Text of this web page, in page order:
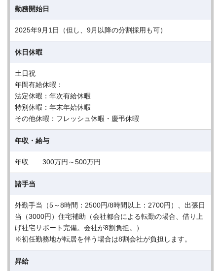
勤務開始日
2025年9月1日（但し、9月以降の分割採用も可）
休日休暇
土日祝
年間有給休暇：
法定休暇：年次有給休暇
特別休暇：年末年始休暇
その他休暇：フレッシュ休暇・慶弔休暇
年収・給与
年収 300万円～500万円
諸手当
外勤手当（5～8時間：2500円/8時間以上：2700円）、出張日
当（3000円）住宅補助（会社都合による転勤の場合、借り上
げ社宅サポート完備。会社が8割負担。）
※初任勤務地が転居を伴う場合は8割会社が負担します。
昇給